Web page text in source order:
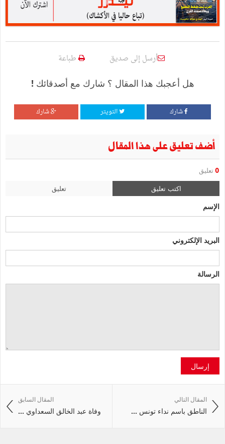
أرسل إلى صديق طباعة
هل أعجبك هذا المقال ؟ شارك مع أصدقائك !
شارك التويتر شارك
أضف تعليق على هذا المقال
0 تعليق
اكتب تعليق تعليق
الإسم
البريد الإلكتروني
الرسالة
إرسال
المقال السابق
وفاة عبد الخالق السعداوي ...
المقال التالي
الناطق باسم نداء تونس ...